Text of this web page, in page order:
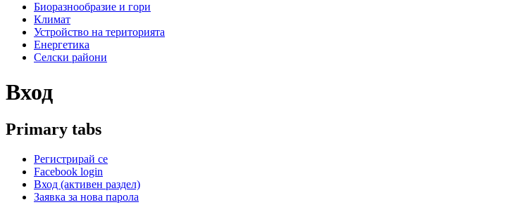
Биоразнообразие и гори
Климат
Устройство на територията
Енергетика
Селски райони
Вход
Primary tabs
Регистрирай се
Facebook login
Вход (активен раздел)
Заявка за нова парола